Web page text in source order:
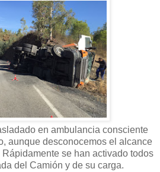
en ambulancia consciente
aunque desconocemos el alcance
se han activado todos
del Camión y de su carga.